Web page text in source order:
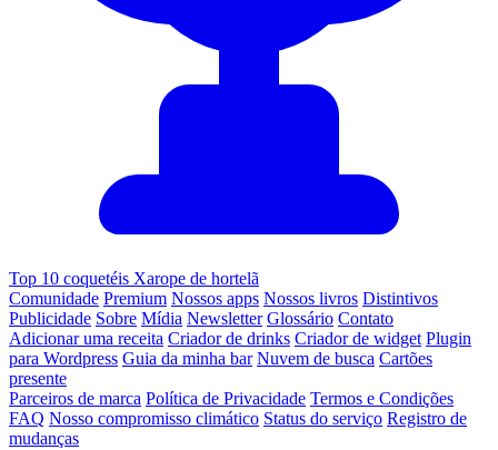
Top 10 coquetéis Xarope de hortelã
Comunidade Premium Nossos apps Nossos livros Distintivos
Publicidade Sobre Mídia Newsletter Glossário Contato
Adicionar uma receita Criador de drinks Criador de widget Plugin
para Wordpress Guia da minha bar Nuvem de busca Cartões
presente
Parceiros de marca Política de Privacidade Termos e Condições
FAQ Nosso compromisso climático Status do serviço Registro de
mudanças